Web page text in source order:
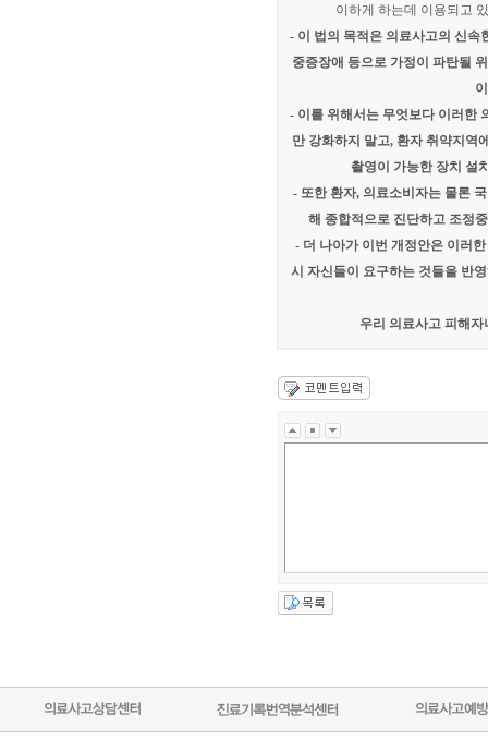
이하게 하는데 이용되고
- 이 법의 목적은 의료사고의 신
중증장애 등으로 가정이 파탄될
- 이를 위해서는 무엇보다 이러한
만 강화하지 말고, 환자 취약지역
촬영이 가능한 장치 설
- 또한 환자, 의료소비자는 물론
해 종합적으로 진단하고 조정
- 더 나아가 이번 개정안은 이러
시 자신들이 요구하는 것들을 반
우리 의료사고 피해